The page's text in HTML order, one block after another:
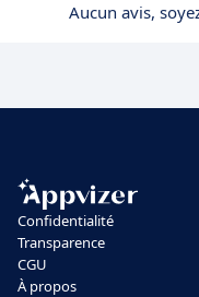
Aucun avis,
Confidentialité
Transparence
CGU
À propos